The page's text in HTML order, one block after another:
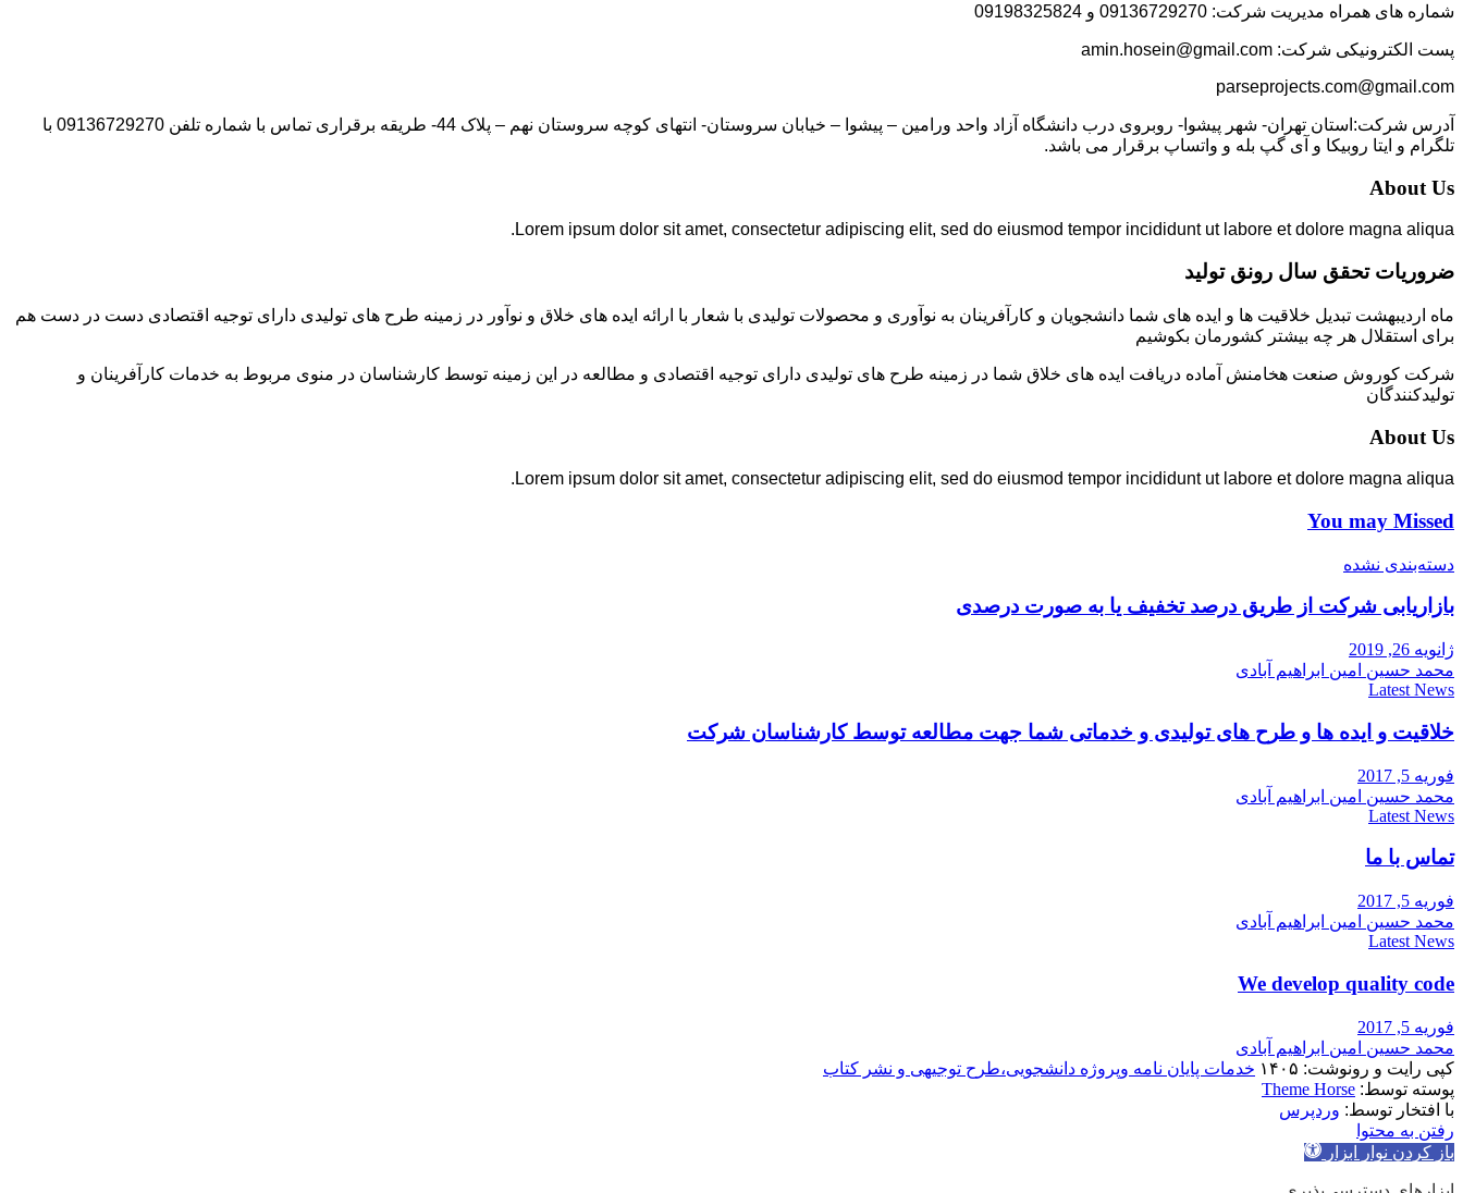
شماره های همراه مدیریت شرکت: 09136729270 و 09198325824
پست الکترونیکی شرکت: amin.hosein@gmail.com
parseprojects.com@gmail.com
آدرس شرکت:استان تهران- شهر پیشوا- روبروی درب دانشگاه آزاد واحد ورامین – پیشوا – خیابان سروستان- انتهای کوچه سروستان نهم – پلاک 44- طریقه برقراری تماس با شماره تلفن 09136729270 با
تلگرام و ایتا روبیکا و آی گپ بله و واتساپ برقرار می باشد.
About Us
Lorem ipsum dolor sit amet, consectetur adipiscing elit, sed do eiusmod tempor incididunt ut labore et dolore magna aliqua.
ضروریات تحقق سال رونق تولید
ماه اردیبهشت تبدیل خلاقیت ها و ایده های شما دانشجویان و کارآفرینان به نوآوری و محصولات تولیدی با شعار با ارائه ایده های خلاق و نوآور در زمینه طرح های تولیدی دارای توجیه اقتصادی دست در دست هم
برای استقلال هر چه بیشتر کشورمان بکوشیم
شرکت کوروش صنعت هخامنش آماده دریافت ایده های خلاق شما در زمینه طرح های تولیدی دارای توجیه اقتصادی و مطالعه در این زمینه توسط کارشناسان در منوی مربوط به خدمات کارآفرینان و
تولیدکنندگان
About Us
Lorem ipsum dolor sit amet, consectetur adipiscing elit, sed do eiusmod tempor incididunt ut labore et dolore magna aliqua.
You may Missed
دسته‌بندی نشده
بازاریابی شرکت از طریق درصد تخفیف یا به صورت درصدی
ژانویه 26, 2019
محمد حسین امین ابراهیم آبادی
Latest News
خلاقیت و ایده ها و طرح های تولیدی و خدماتی شما جهت مطالعه توسط کارشناسان شرکت
فوریه 5, 2017
محمد حسین امین ابراهیم آبادی
Latest News
تماس با ما
فوریه 5, 2017
محمد حسین امین ابراهیم آبادی
Latest News
We develop quality code
فوریه 5, 2017
محمد حسین امین ابراهیم آبادی
کپی رایت و رونوشت: ۱۴۰۵
خدمات پایان نامه وپروژه دانشجویی،طرح توجیهی و نشر کتاب
پوسته توسط: Theme Horse
با افتخار توسط: وردپرس
رفتن به محتوا
باز کردن نوار ابزار